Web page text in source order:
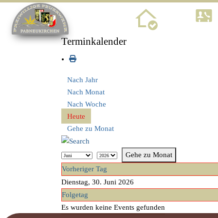
Terminkalender
Nach Jahr
Nach Monat
Nach Woche
Heute
Gehe zu Monat
Gehe zu Monat
Vorheriger Tag
Dienstag, 30. Juni 2026
Folgetag
Es wurden keine Events gefunden